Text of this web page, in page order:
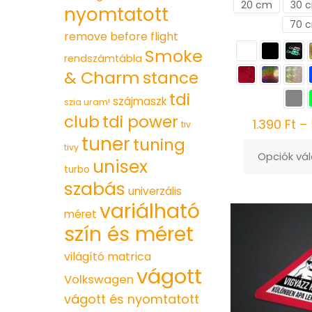
20 cm 30
70
1.390 Ft –
Opciók
Ennek
terméknek
változatok
nyomtatott
remove before flight
rendszámtábla Smoke
& Charm stance
szia uram! szájmaszk tdi
clubtdi power tiv
tivy tunertuning
turbo unisex
szabás univerzális
méret variálható
szín és méret
világító matrica
Volkswagen vágott
vágott és nyomtatott